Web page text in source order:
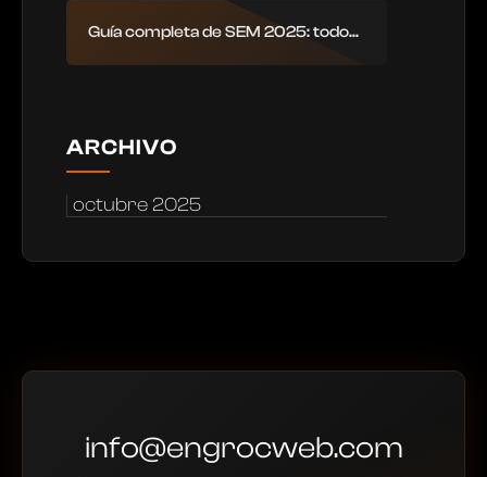
Guía completa de SEM 2025: todo...
ARCHIVO
octubre 2025
info@engrocweb.com